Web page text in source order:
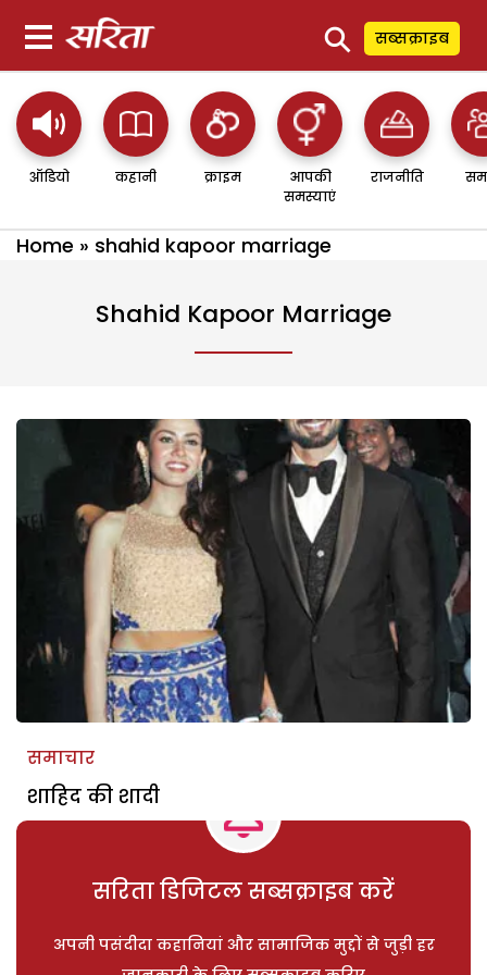
⚲ सब्सक्राइब
ऑडियो कहानी क्राइम
आपकी
समस्याएं
राजनीति
Home » shahid kapoor marriage
Shahid Kapoor Marriage
समाचार
शाहिद की शादी
सरिता डिजिटल सब्सक्राइब करें
अपनी पसंदीदा कहानियां और सामाजिक मुद्दों से जुड़ी हर